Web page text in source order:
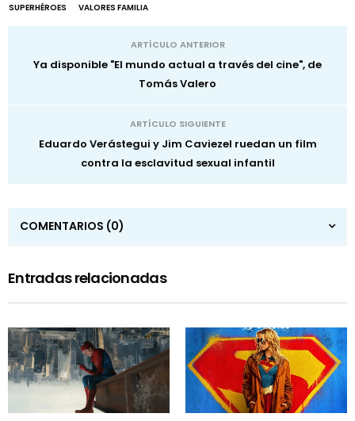
SUPERHÉROES
VALORES FAMILIA
ARTÍCULO ANTERIOR
Ya disponible "El mundo actual a través del cine", de
Tomás Valero
ARTÍCULO SIGUIENTE
Eduardo Verástegui y Jim Caviezel ruedan un film
contra la esclavitud sexual infantil
COMENTARIOS (0)
Entradas relacionadas